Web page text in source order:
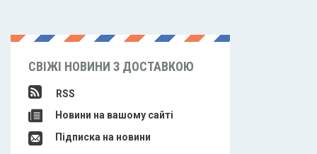
СВІЖІ НОВИНИ З ДОСТАВКОЮ
RSS
Новини на вашому сайті
Підписка на новини